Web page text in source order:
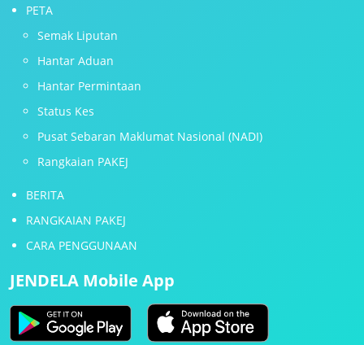
PETA
Semak Liputan
Hantar Aduan
Hantar Permintaan
Status Kes
Pusat Sebaran Maklumat Nasional (NADI)
Rangkaian PAKEJ
BERITA
RANGKAIAN PAKEJ
CARA PENGGUNAAN
JENDELA Mobile App